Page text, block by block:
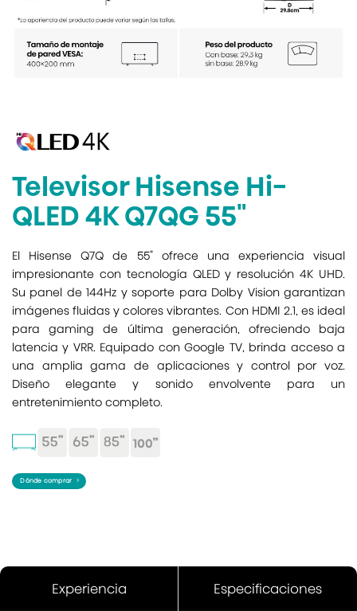
Televisor Hisense Hi-
QLED 4K Q7QG 55"
El Hisense Q7Q de 55" ofrece una experiencia visual
impresionante con tecnología QLED y resolución 4K UHD.
Su panel de 144Hz y soporte para Dolby Vision garantizan
imágenes fluidas y colores vibrantes. Con HDMI 2.1, es ideal
para gaming de última generación, ofreciendo baja
latencia y VRR. Equipado con Google TV, brinda acceso a
una amplia gama de aplicaciones y control por voz.
Diseño elegante y sonido envolvente para un
entretenimiento completo.
Dónde comprar
Experiencia Especificaciones